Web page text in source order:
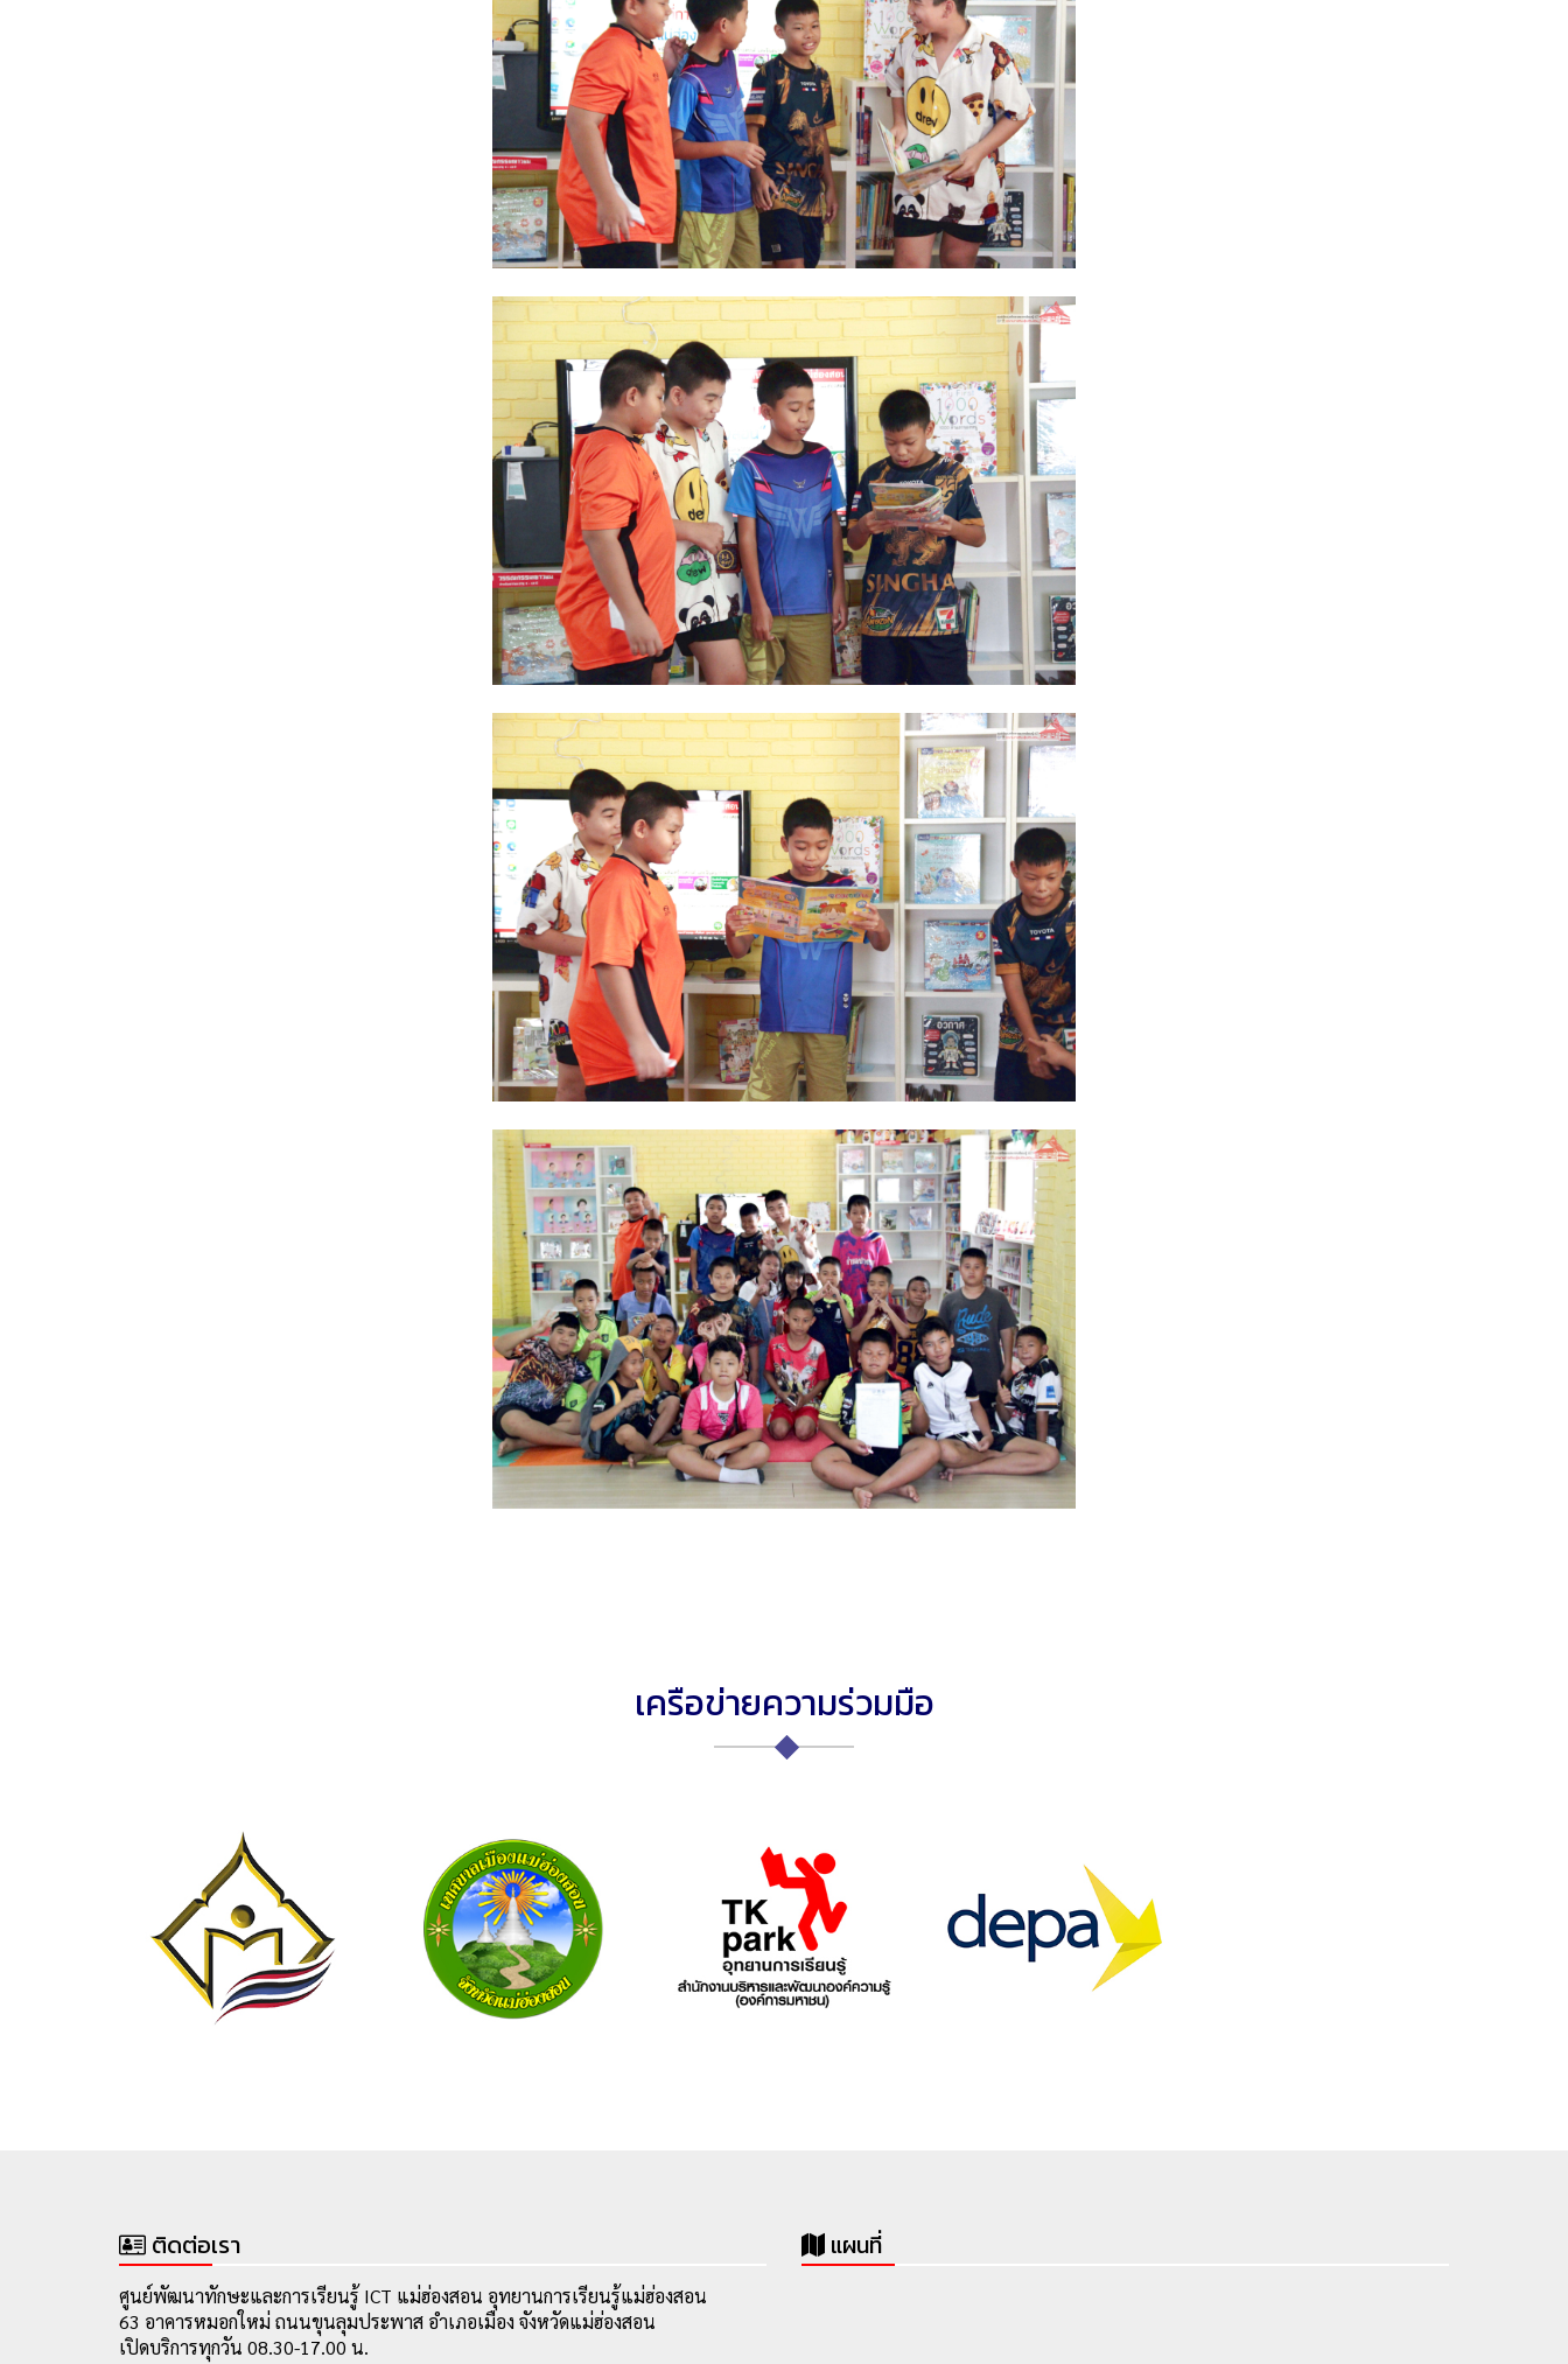
เครือข่ายความร่วมมือ
ติดต่อเรา
ศูนย์พัฒนาทักษะและการเรียนรู้ ICT แม่ฮ่องสอน อุทยานการเรียนรู้แม่ฮ่องสอน
63 อาคารหมอกใหม่ ถนนขุนลุมประพาส อำเภอเมือง จังหวัดแม่ฮ่องสอน
เปิดบริการทุกวัน 08.30-17.00 น.
แผนที่